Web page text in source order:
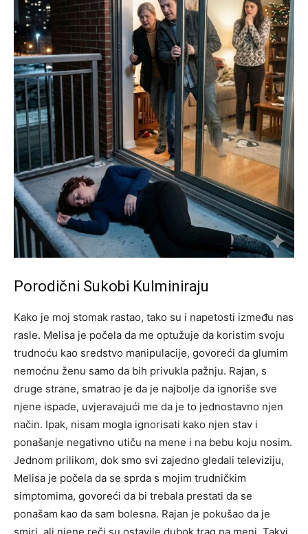
Porodični Sukobi Kulminiraju
Kako je moj stomak rastao, tako su i napetosti između nas
rasle. Melisa je počela da me optužuje da koristim svoju
trudnoću kao sredstvo manipulacije, govoreći da glumim
nemoćnu ženu samo da bih privukla pažnju. Rajan, s
druge strane, smatrao je da je najbolje da ignoriše sve
njene ispade, uvjeravajući me da je to jednostavno njen
način. Ipak, nisam mogla ignorisati kako njen stav i
ponašanje negativno utiču na mene i na bebu koju nosim.
Jednom prilikom, dok smo svi zajedno gledali televiziju,
Melisa je počela da se sprda s mojim trudničkim
simptomima, govoreći da bi trebala prestati da se
ponašam kao da sam bolesna. Rajan je pokušao da je